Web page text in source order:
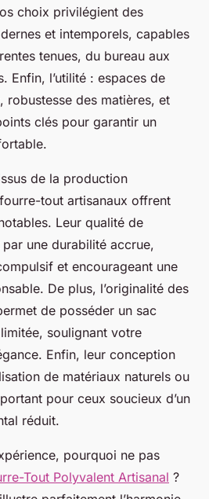
choix privilégient des
et intemporels, capables
tenues, du bureau aux
Enfin, l’utilité : espaces de
robustesse des matières, et
clés pour garantir un
de la production
tout artisanaux offrent
Leur qualité de
une durabilité accrue,
et encourageant une
De plus, l’originalité des
de posséder un sac
soulignant votre
Enfin, leur conception
de matériaux naturels ou
pour ceux soucieux d’un
réduit.
pourquoi ne pas
Tout Polyvalent Artisanal ?